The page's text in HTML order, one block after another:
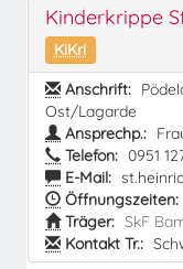
Kinderkrippe
KiKri
Anschrift:
Ost/Lagarde
Ansprechp.:
Telefon: 0951
E-Mail:
Öffnungszeiten:
Träger: SkF
Kontakt Tr.: